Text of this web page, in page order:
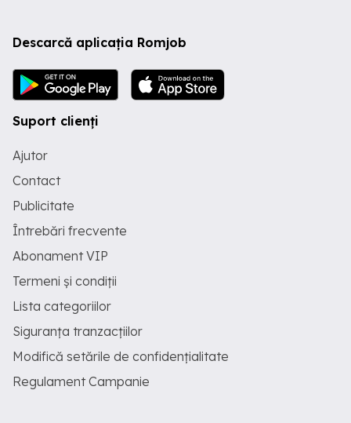
Descarcă aplicația Romjob
Suport clienți
Ajutor
Contact
Publicitate
Întrebări frecvente
Abonament VIP
Termeni și condiții
Lista categoriilor
Siguranța tranzacțiilor
Modifică setările de confidențialitate
Regulament Campanie